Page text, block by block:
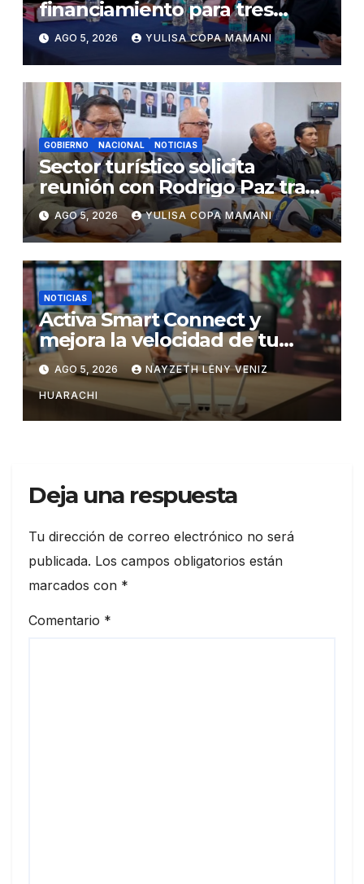
financiamiento para tres
proyectos estratégicos de
Chuquisaca
AGO 5, 2026 YULISA COPA MAMANI
GOBIERNO NACIONAL NOTICIAS
Sector turístico solicita
reunión con Rodrigo Paz tras
cambios en la administración
del turismo
AGO 5, 2026 YULISA COPA MAMANI
NOTICIAS
Activa Smart Connect y
mejora la velocidad de tu
WiFi
AGO 5, 2026 NAYZETH LENY VENIZ
HUARACHI
Deja una respuesta
Tu dirección de correo electrónico no será
publicada. Los campos obligatorios están
marcados con *
Comentario *